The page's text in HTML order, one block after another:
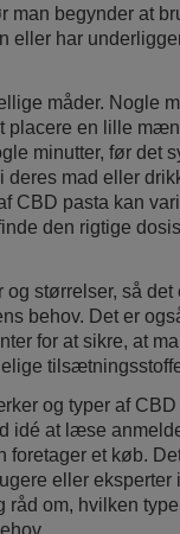
man begynder at
eller har
måder. Nogle
placere en lille
minutter, før det
i deres mad eller
CBD pasta kan
den rigtige
og størrelser, så
behov. Det er
for at sikre, at
og typer af
idé at læse
foretager et køb.
eller eksperter
råd om, hvilken